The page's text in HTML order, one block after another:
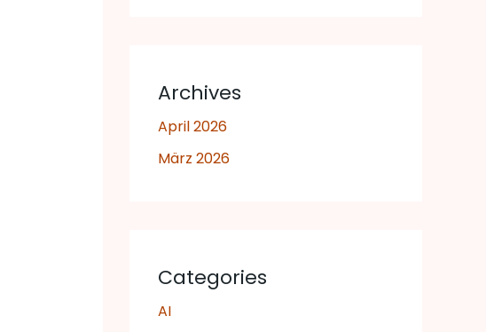
Archives
April 2026
März 2026
Categories
AI